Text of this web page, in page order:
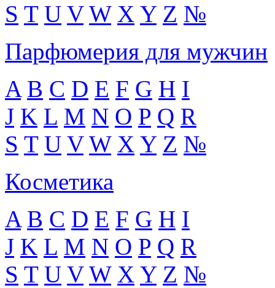
S T U V W X Y Z №
Парфюмерия для мужчин
A B C D E F G H I
J K L M N O P Q R
S T U V W X Y Z №
Косметика
A B C D E F G H I
J K L M N O P Q R
S T U V W X Y Z №